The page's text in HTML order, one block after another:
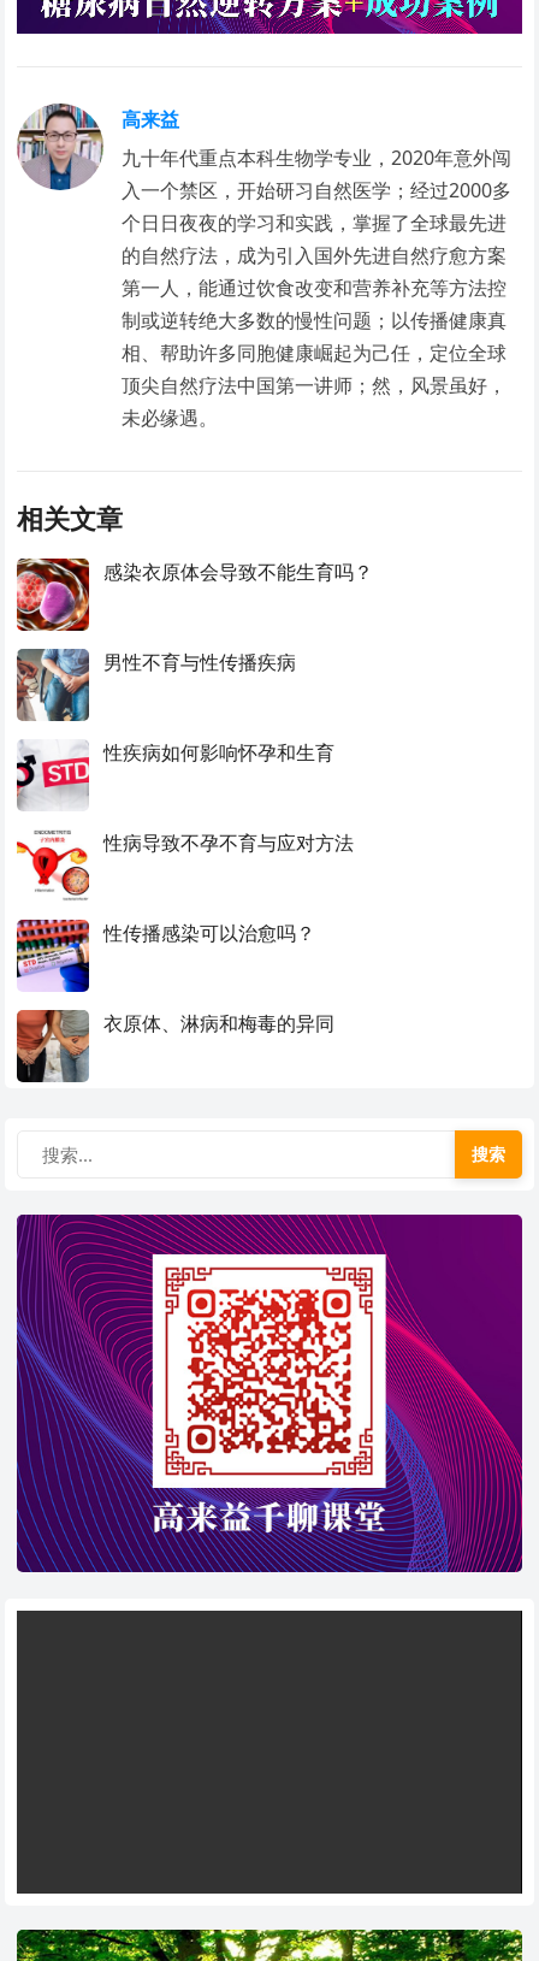
高来益
九十年代重点本科生物学专业，2020年意外闯
入一个禁区，开始研习自然医学；经过2000多
个日日夜夜的学习和实践，掌握了全球最先进
的自然疗法，成为引入国外先进自然疗愈方案
第一人，能通过饮食改变和营养补充等方法控
制或逆转绝大多数的慢性问题；以传播健康真
相、帮助许多同胞健康崛起为己任，定位全球
顶尖自然疗法中国第一讲师；然，风景虽好，
未必缘遇。
相关文章
感染衣原体会导致不能生育吗？
男性不育与性传播疾病
性疾病如何影响怀孕和生育
性病导致不孕不育与应对方法
性传播感染可以治愈吗？
衣原体、淋病和梅毒的异同
搜索